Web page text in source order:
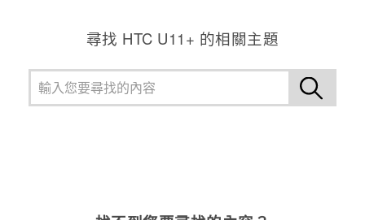
尋找 HTC U11+ 的相關主題